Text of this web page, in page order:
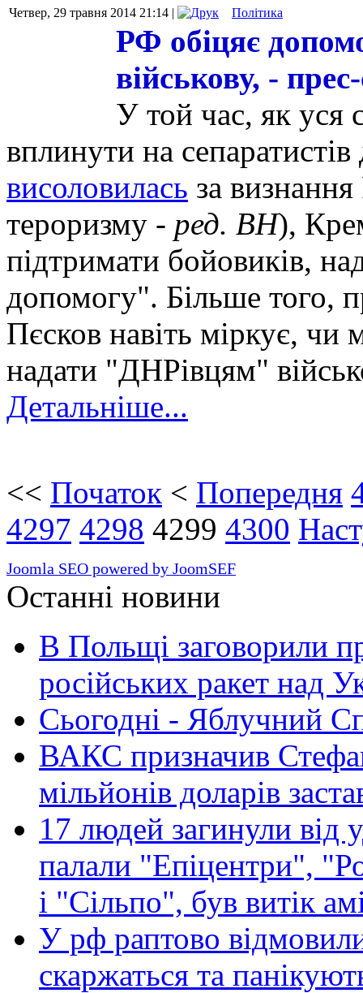
Четвер, 29 травня 2014 21:14 | Політика
РФ обіцяє
військову, -
У той час, як уся
вплинути на сепаратистів
висоловилась за
тероризму - ред. ВН),
підтримати бойовиків,
допомогу". Більше того,
Пєсков навіть міркує, чи
надати "ДНРівцям"
Детальніше...
<< Початок < Попередня
4297 4298 4299 4300
Joomla SEO powered by JoomSEF
Останні новини
В Польщі заговорили
російських ракет над
Сьогодні - Яблучний
ВАКС призначив
мільйонів доларів
17 людей загинули від
палали "Епіцентри",
і "Сільпо", був витік
У рф раптово
скаржаться та